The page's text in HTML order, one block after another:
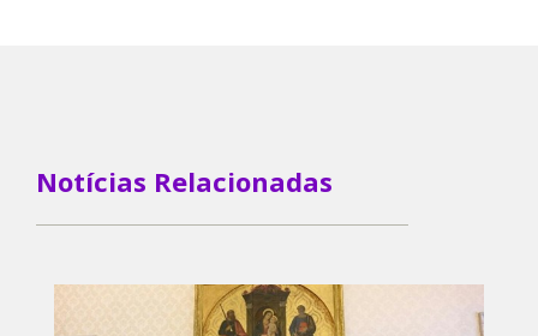
Notícias Relacionadas